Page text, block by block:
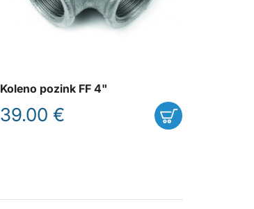
Koleno pozink FF 4"
39.00 €